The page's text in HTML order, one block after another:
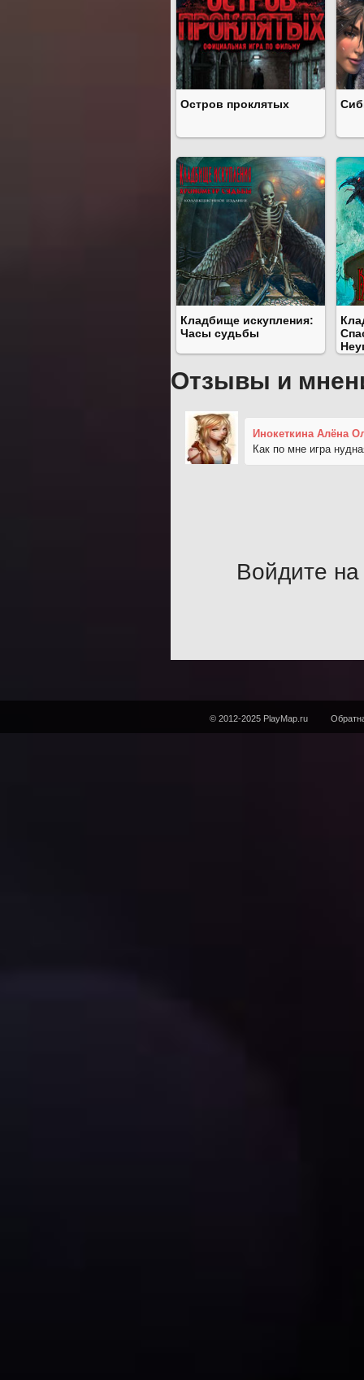
Остров проклятых
Кладбище искупления:
Часы судьбы
Отзывы и
Инокеткина Алёна
Как по мне игра
Войдите на
© 2012-2025 PlayMap.ru